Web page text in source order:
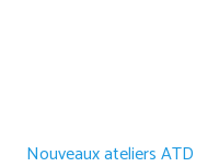
Nouveaux ateliers ATD